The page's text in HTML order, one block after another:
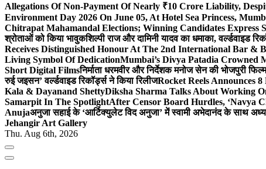
Allegations Of Non-Payment Of Nearly ₹10 Crore Liability,
Environment Day 2026 On June 05, At Hotel Sea Princess,
Chitrapat Mahamandal Elections; Winning Candidates
श्रोताओं को किया भावुकशिल्पी राज और दामिनी यादव का धमाका, वर्ल्डवाइड
Receives Distinguished Honour At The 2nd International Bar &
Living Symbol Of DedicationMumbai’s Divya Patadia Crowned
Short Digital Filmsनिर्माता धरमवीर और निर्देशक मनोज सेन की भोजपुरी
रुई जइसन’ वर्ल्डवाइड रिकॉर्ड्स ने किया रिलीजRocket Reels Announces
Kala & Dayanand ShettyDiksha Sharma Talks About Working
Samarpit In The SpotlightAfter Censor Board Hurdles, ‘Navya
Anujaअनुजा सहाई के ‘आर्टिक्युलेट विद अनुजा’ में स्वामी अभेदानंद के साथ
Jehangir Art Gallery
Thu. Aug 6th, 2026